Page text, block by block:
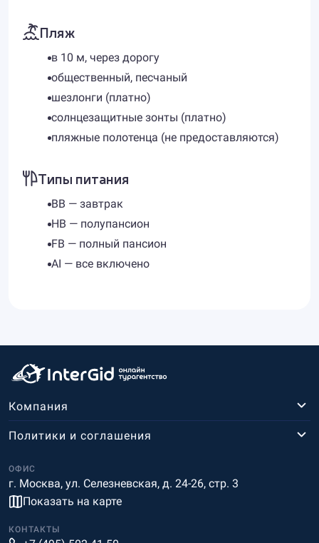
Пляж
в 10 м, через дорогу
общественный, песчаный
шезлонги (платно)
солнцезащитные зонты (платно)
пляжные полотенца (не предоставляются)
Типы питания
BB — завтрак
HB — полупансион
FB — полный пансион
AI — все включено
Компания
ОФИС
г. Москва, ул. Селезневская, д. 24-26, стр. 3
Показать на карте
Политики и соглашения
КОНТАКТЫ